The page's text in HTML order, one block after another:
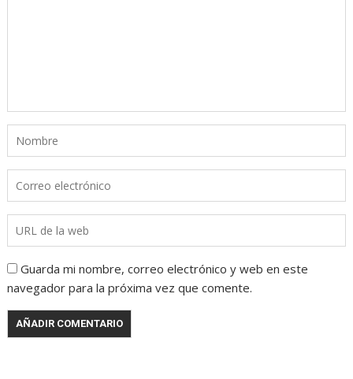
Guarda mi nombre, correo electrónico y web en este
navegador para la próxima vez que comente.